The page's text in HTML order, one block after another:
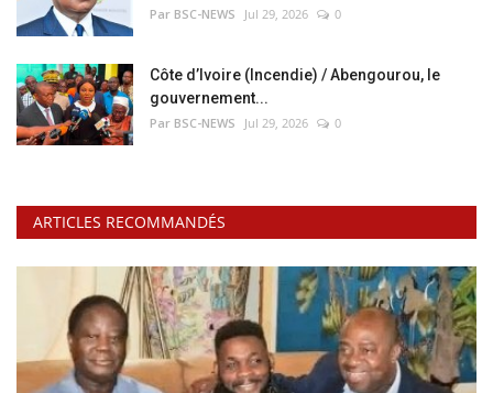
Par BSC-NEWS Jul 29, 2026 0
Côte d’Ivoire (Incendie) / Abengourou, le
gouvernement...
Par BSC-NEWS Jul 29, 2026 0
ARTICLES RECOMMANDÉS